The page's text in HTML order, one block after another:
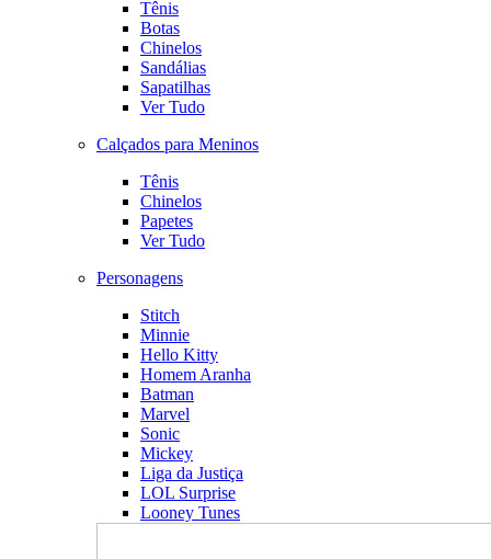
Tênis
Botas
Chinelos
Sandálias
Sapatilhas
Ver Tudo
Calçados para Meninos
Tênis
Chinelos
Papetes
Ver Tudo
Personagens
Stitch
Minnie
Hello Kitty
Homem Aranha
Batman
Marvel
Sonic
Mickey
Liga da Justiça
LOL Surprise
Looney Tunes